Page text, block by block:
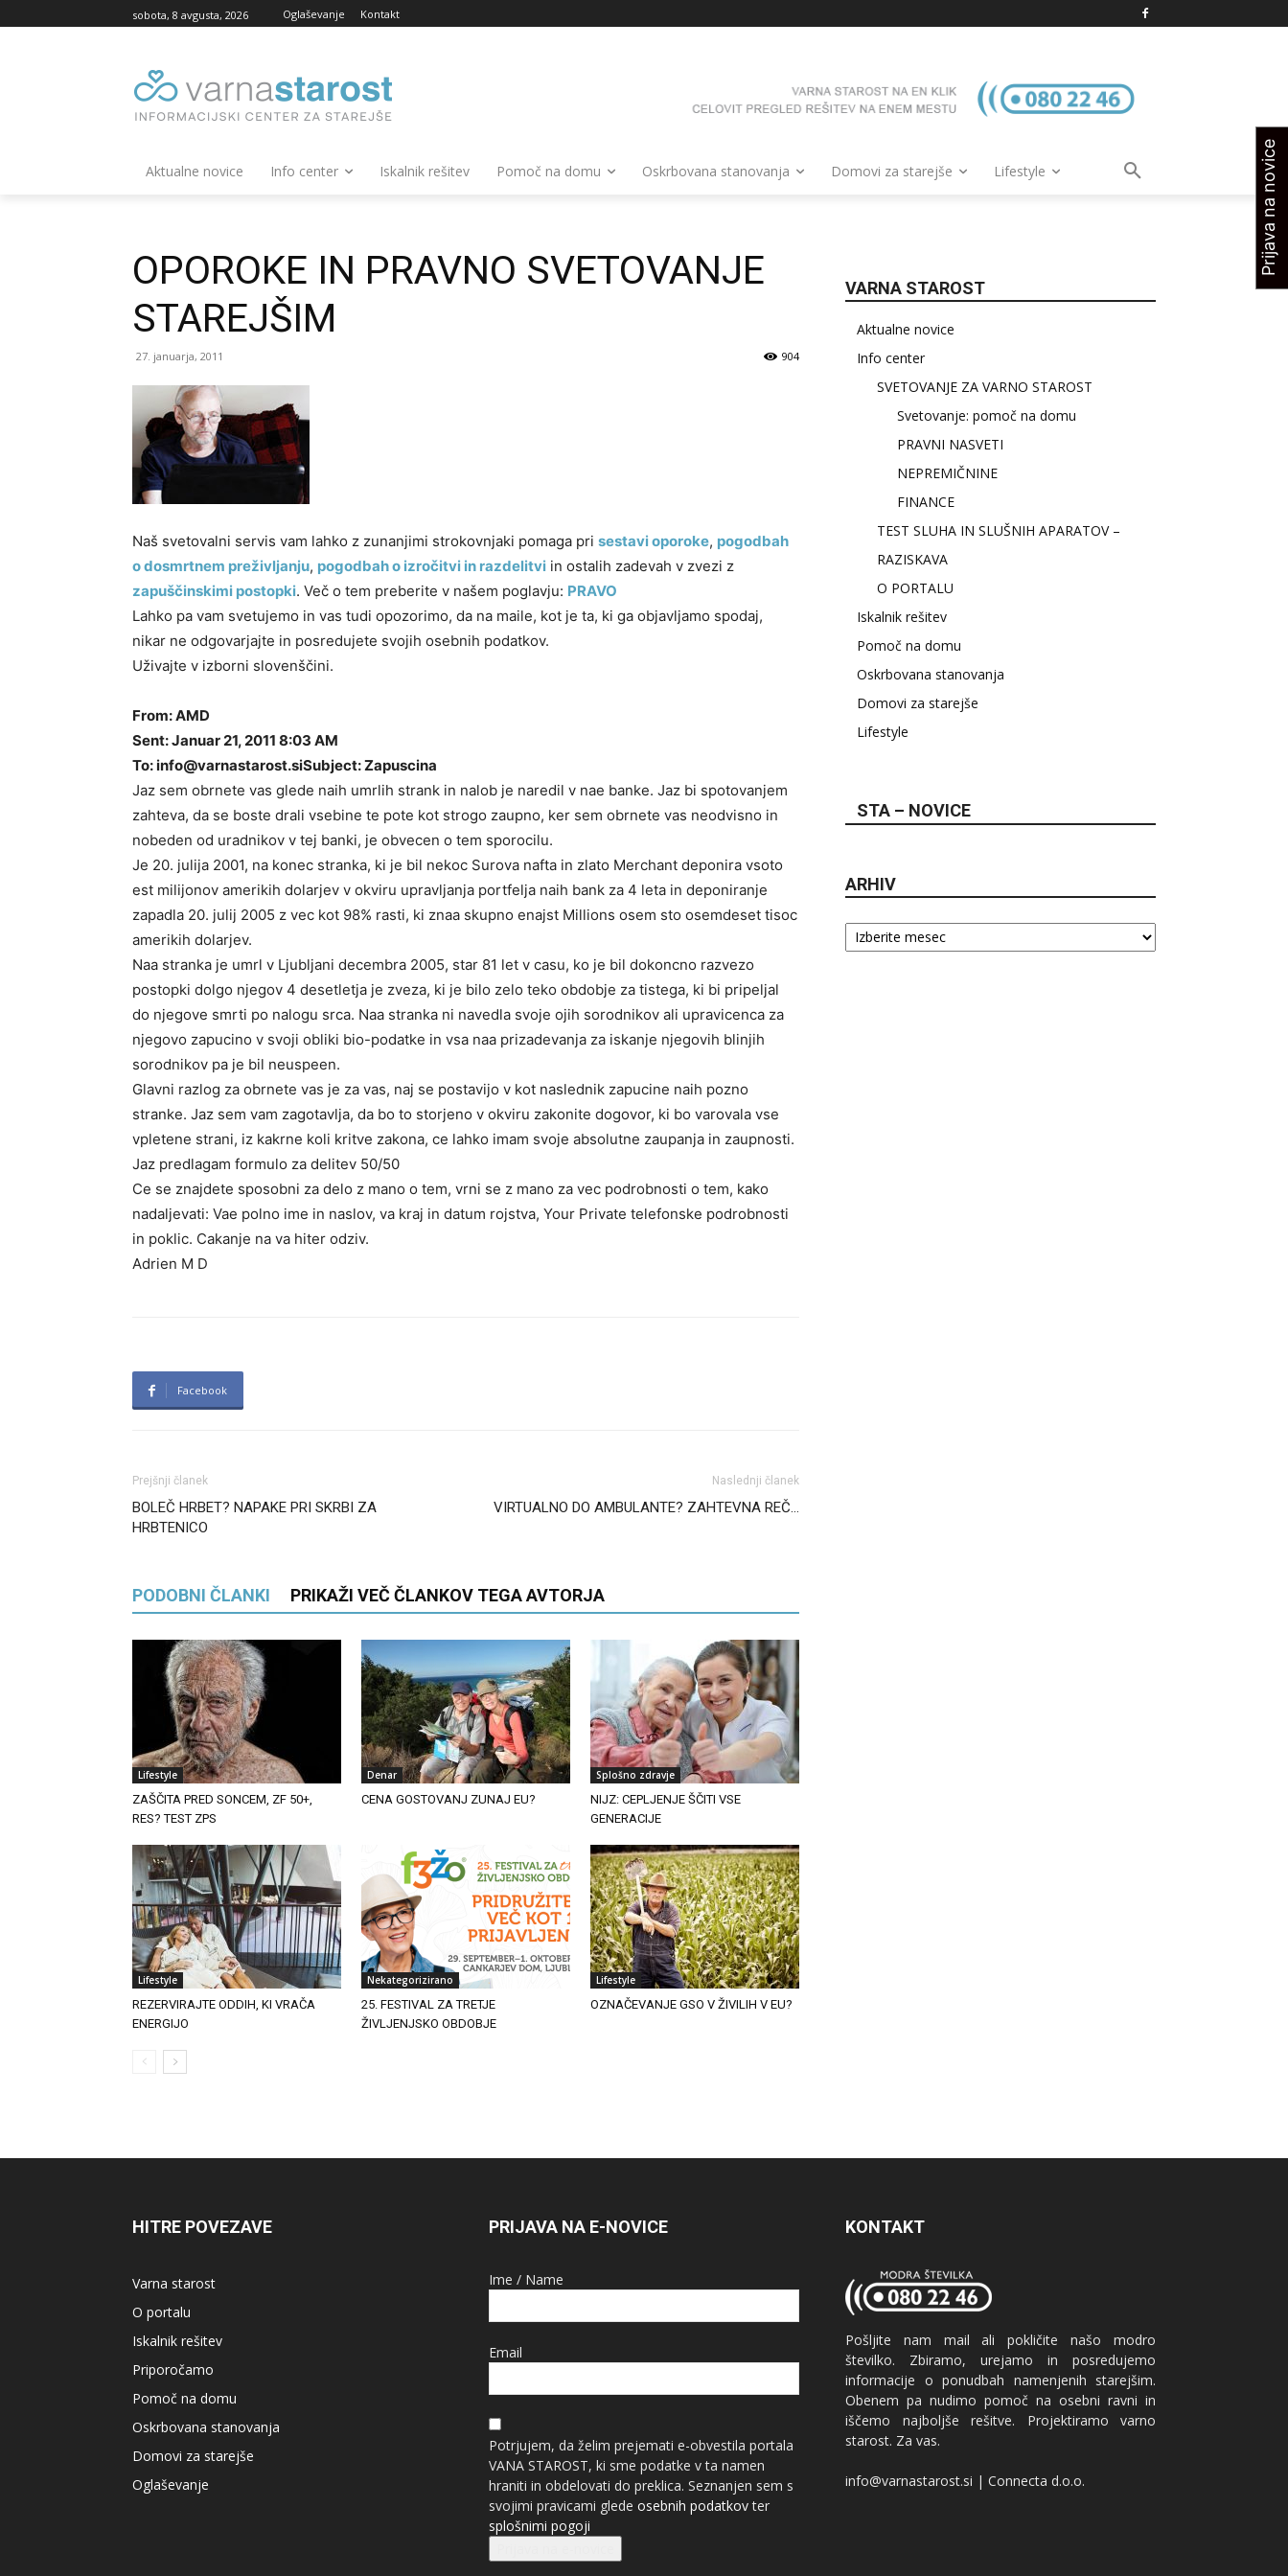
sobota, 8 avgusta, 2026 Oglaševanje Kontakt
Aktualne novice Info center Iskalnik rešitev Pomoč na domu Oskrbovana stanovanja Domovi za starejše Lifestyle
OPOROKE IN PRAVNO SVETOVANJE
STAREJŠIM
27. januarja, 2011 904
Naš svetovalni servis vam lahko z zunanjimi strokovnjaki pomaga pri sestavi oporoke, pogodbah
o dosmrtnem preživljanju, pogodbah o izročitvi in razdelitvi in ostalih zadevah v zvezi z
zapuščinskimi postopki. Več o tem preberite v našem poglavju: PRAVO
Lahko pa vam svetujemo in vas tudi opozorimo, da na maile, kot je ta, ki ga objavljamo spodaj,
nikar ne odgovarjajte in posredujete svojih osebnih podatkov.
Uživajte v izborni slovenščini.
From: AMD
Sent: Januar 21, 2011 8:03 AM
To:info@varnastarost.siSubject: Zapuscina
Jaz sem obrnete vas glede naih umrlih strank in nalob je naredil v nae banke. Jaz bi spotovanjem
zahteva, da se boste drali vsebine te pote kot strogo zaupno, ker sem obrnete vas neodvisno in
nobeden od uradnikov v tej banki, je obvecen o tem sporocilu.
Je 20. julija 2001, na konec stranka, ki je bil nekoc Surova nafta in zlato Merchant deponira vsoto
est milijonov amerikih dolarjev v okviru upravljanja portfelja naih bank za 4 leta in deponiranje
zapadla 20. julij 2005 z vec kot 98% rasti, ki znaa skupno enajst Millions osem sto osemdeset tisoc
amerikih dolarjev.
Naa stranka je umrl v Ljubljani decembra 2005, star 81 let v casu, ko je bil dokoncno razvezo
postopki dolgo njegov 4 desetletja je zveza, ki je bilo zelo teko obdobje za tistega, ki bi pripeljal
do njegove smrti po nalogu srca. Naa stranka ni navedla svoje ojih sorodnikov ali upravicenca za
njegovo zapucino v svoji obliki bio-podatke in vsa naa prizadevanja za iskanje njegovih blinjih
sorodnikov pa je bil neuspeen.
Glavni razlog za obrnete vas je za vas, naj se postavijo v kot naslednik zapucine naih pozno
stranke. Jaz sem vam zagotavlja, da bo to storjeno v okviru zakonite dogovor, ki bo varovala vse
vpletene strani, iz kakrne koli kritve zakona, ce lahko imam svoje absolutne zaupanja in zaupnosti.
Jaz predlagam formulo za delitev 50/50
Ce se znajdete sposobni za delo z mano o tem, vrni se z mano za vec podrobnosti o tem, kako
nadaljevati: Vae polno ime in naslov, va kraj in datum rojstva, Your Private telefonske podrobnosti
in poklic. Cakanje na va hiter odziv.
Adrien M D
Facebook
Prejšnji članek
BOLEČ HRBET? NAPAKE PRI SKRBI ZA
HRBTENICO
Naslednji članek
VIRTUALNO DO AMBULANTE? ZAHTEVNA REČ…
PODOBNI ČLANKI PRIKAŽI VEČ ČLANKOV TEGA AVTORJA
Lifestyle
ZAŠČITA PRED SONCEM, ZF 50+,
RES? TEST ZPS
Denar
CENA GOSTOVANJ ZUNAJ EU?
Splošno zdravje
NIJZ: CEPLJENJE ŠČITI VSE
GENERACIJE
Lifestyle
REZERVIRAJTE ODDIH, KI VRAČA
ENERGIJO
Nekategorizirano
25. FESTIVAL ZA TRETJE
ŽIVLJENJSKO OBDOBJE
Lifestyle
OZNAČEVANJE GSO V ŽIVILIH V EU?
VARNA STAROST
Aktualne novice
Info center
SVETOVANJE ZA VARNO STAROST
Svetovanje: pomoč na domu
PRAVNI NASVETI
NEPREMIČNINE
FINANCE
TEST SLUHA IN SLUŠNIH APARATOV –
RAZISKAVA
O PORTALU
Iskalnik rešitev
Pomoč na domu
Oskrbovana stanovanja
Domovi za starejše
Lifestyle
STA – NOVICE
ARHIV
Arhiv
HITRE POVEZAVE
Varna starost
O portalu
Iskalnik rešitev
Priporočamo
Pomoč na domu
Oskrbovana stanovanja
Domovi za starejše
Oglaševanje
PRIJAVA NA E-NOVICE
Ime / Name
Email
Potrjujem, da želim prejemati e-obvestila portala
VANA STAROST, ki sme podatke v ta namen
hraniti in obdelovati do preklica. Seznanjen sem s
svojimi pravicami glede osebnih podatkovter
splošnimi pogoji
KONTAKT
Pošljite nam mail ali pokličite našo modro
številko. Zbiramo, urejamo in posredujemo
informacije o ponudbah namenjenih starejšim.
Obenem pa nudimo pomoč na osebni ravni in
iščemo najboljše rešitve. Projektiramo varno
starost. Za vas.
info@varnastarost.si | Connecta d.o.o.
Prijava na novice